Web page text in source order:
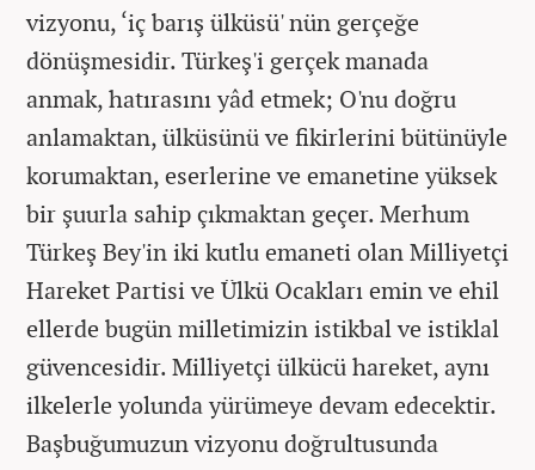
vizyonu, ‘iç barış ülküsü' nün gerçeğe
dönüşmesidir. Türkeş'i gerçek manada
anmak, hatırasını yâd etmek; O'nu doğru
anlamaktan, ülküsünü ve fikirlerini bütünüyle
korumaktan, eserlerine ve emanetine yüksek
bir şuurla sahip çıkmaktan geçer. Merhum
Türkeş Bey'in iki kutlu emaneti olan Milliyetçi
Hareket Partisi ve Ülkü Ocakları emin ve ehil
ellerde bugün milletimizin istikbal ve istiklal
güvencesidir. Milliyetçi ülkücü hareket, aynı
ilkelerle yolunda yürümeye devam edecektir.
Başbuğumuzun vizyonu doğrultusunda